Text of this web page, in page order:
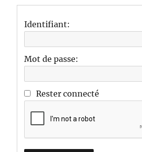
Identifiant:
Mot de passe:
Rester connecté